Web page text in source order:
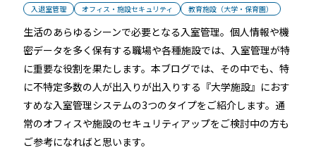
入退室管理 オフィス・施設セキュリティ 教育施設（大学・保育園）
生活のあらゆるシーンで必要となる入室管理。個人情報や機
密データを多く保有する職場や各種施設では、入室管理が特
に重要な役割を果たします。本ブログでは、その中でも、特
に不特定多数の人が出入りが出入りする『大学施設』におす
すめな入室管理システムの3つのタイプをご紹介します。通
常のオフィスや施設のセキュリティアップをご検討中の方も
ご参考になればと思います。
ホーム
機能